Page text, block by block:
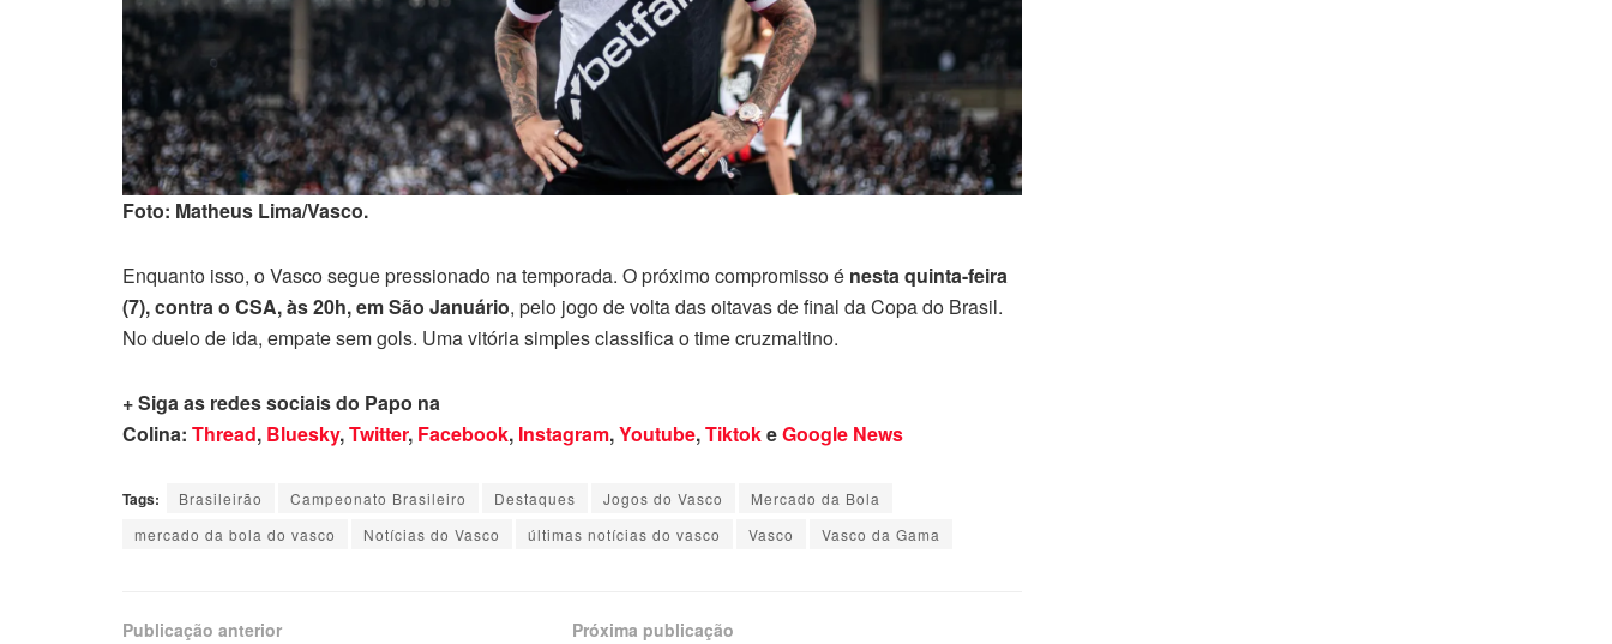
Foto: Matheus Lima/Vasco.
Enquanto isso, o Vasco segue pressionado na temporada. O próximo compromisso é nesta quinta-feira
(7), contra o CSA, às 20h, em São Januário, pelo jogo de volta das oitavas de final da Copa do Brasil.
No duelo de ida, empate sem gols. Uma vitória simples classifica o time cruzmaltino.
+ Siga as redes sociais do Papo na
Colina: Thread, Bluesky,Twitter, Facebook, Instagram,Youtube,TiktokeGoogle News
Tags: Brasileirão Campeonato Brasileiro Destaques Jogos do Vasco
Mercado da Bola
mercado da bola do vasco
Notícias do Vasco últimas notícias do vasco Vasco Vasco da Gama
Publicação anterior Próxima publicação